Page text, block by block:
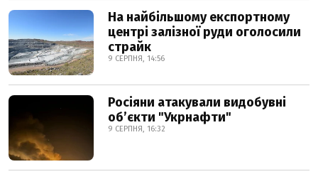
На найбільшому експортному
центрі залізної руди оголосили
страйк
9 СЕРПНЯ, 14:56
Росіяни атакували видобувні
обʼєкти "Укрнафти"
9 СЕРПНЯ, 16:32